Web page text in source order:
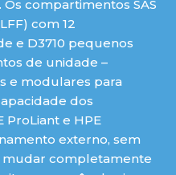
compartimentos SAS
com 12
e D3710 pequenos
de unidade –
e modulares para
dos
ProLiant e HPE
externo, sem
mudar completamente